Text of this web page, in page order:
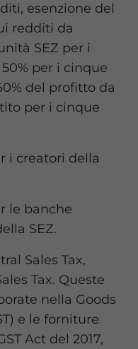
esenzione del
redditi da
SEZ per i
per i cinque
del profitto da
per i cinque
i creatori della
le banche
SEZ.
Sales Tax,
Tax. Queste
nella Goods
e le forniture
Act del 2017,